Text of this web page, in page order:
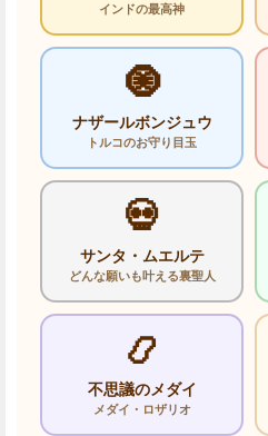
インドの最高神
🧿
ナザールボンジュウ
トルコのお守り目玉
💀
サンタ・ムエルテ
どんな願いも叶える裏聖人
📿
不思議のメダイ
メダイ・ロザリオ